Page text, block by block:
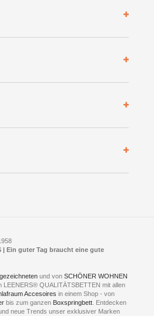
Onlineartikel.
| Ein guter Tag braucht eine gute
und vonSCHÖNER WOHNEN
LEENERS® QUALITÄTSBETTEN mit allen
Accesoires in einem Shop - von
bis zum ganzen Boxspringbett . Entdecken
neue Trends unser exklusiver Marken